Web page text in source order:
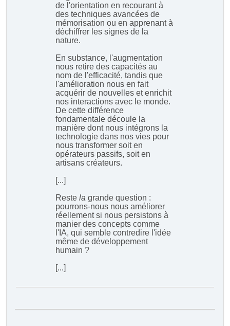
de l'orientation en recourant à
des techniques avancées de
mémorisation ou en apprenant à
déchiffrer les signes de la
nature.
En substance, l'augmentation
nous retire des capacités au
nom de l'efficacité, tandis que
l'amélioration nous en fait
acquérir de nouvelles et enrichit
nos interactions avec le monde.
De cette différence
fondamentale découle la
manière dont nous intégrons la
technologie dans nos vies pour
nous transformer soit en
opérateurs passifs, soit en
artisans créateurs.
[...]
Restelagrande question :
pourrons-nous nous améliorer
réellement si nous persistons à
manier des concepts comme
l'IA, qui semble contredire l'idée
même de développement
humain ?
[...]